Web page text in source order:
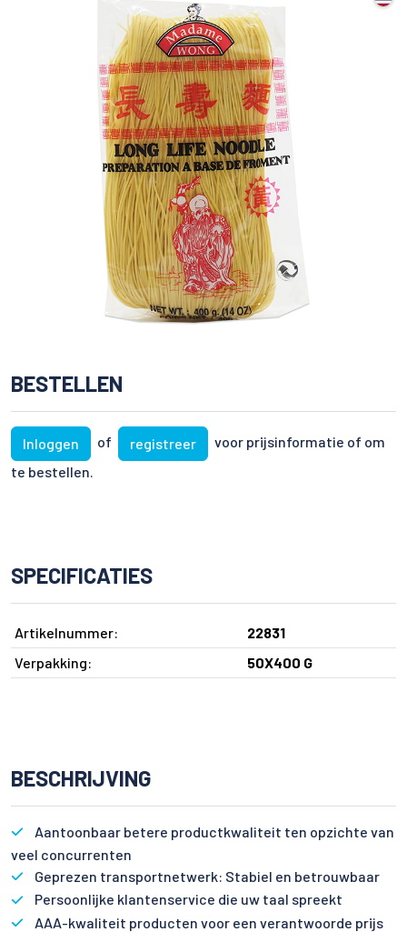
BESTELLEN
Inloggen of registreer
voor prijsinformatie of om
te bestellen.
SPECIFICATIES
Artikelnummer:
22831
Verpakking:
50X400 G
BESCHRIJVING
Aantoonbaar betere productkwaliteit ten opzichte van
veel concurrenten
Geprezen transportnetwerk: Stabiel en betrouwbaar
Persoonlijke klantenservice die uw taal spreekt
AAA-kwaliteit producten voor een verantwoorde prijs